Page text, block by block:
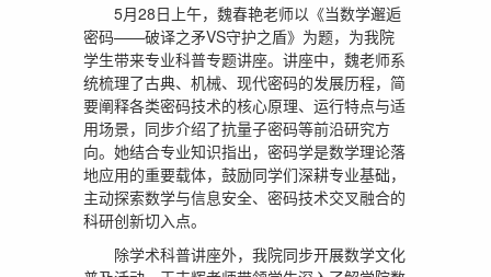
5月28日上午，魏春艳老师以《当数学邂逅
密码——破译之矛VS守护之盾》为题，为我院
学生带来专业科普专题讲座。讲座中，魏老师系
统梳理了古典、机械、现代密码的发展历程，简
要阐释各类密码技术的核心原理、运行特点与适
用场景，同步介绍了抗量子密码等前沿研究方
向。她结合专业知识指出，密码学是数学理论落
地应用的重要载体，鼓励同学们深耕专业基础，
主动探索数学与信息安全、密码技术交叉融合的
科研创新切入点。
除学术科普讲座外，我院同步开展数学文化